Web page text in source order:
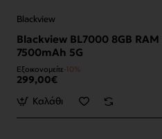
Blackview
Blackview BL7000 8GB
7500mAh 5G
Εξοικονομείτε -10%
299,00€
Καλάθι